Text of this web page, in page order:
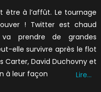
être à l’affût. Le tournage
! Twitter est chaud
prendre de grandes
elle survivre après le flot
Carter, David Duchovny et
à leur façon
Lire…